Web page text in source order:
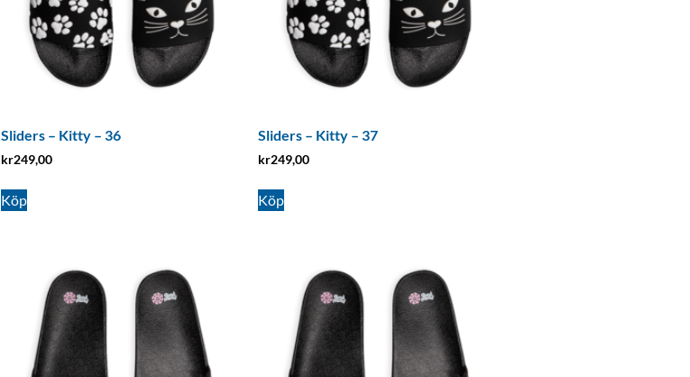
Sliders – Kitty – 36
kr249,00
Köp
Sliders – Kitty – 37
kr249,00
Köp